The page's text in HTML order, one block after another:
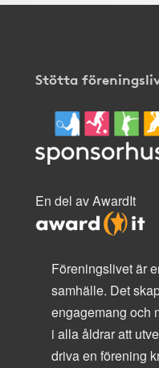
Stötta
En del av AwardIt
Föreningslivet är
samhälle. Det
engagemang och
i alla åldrar att
driva en förening